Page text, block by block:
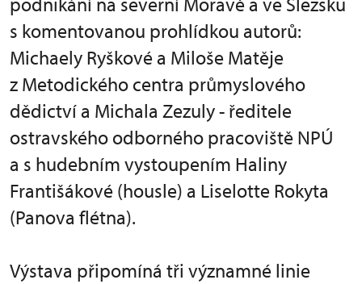
s komentovanou prohlídkou autorů:
Michaely Ryškové a Miloše Matěje
z Metodického centra průmyslového
dědictví a Michala Zezuly - ředitele
ostravského odborného pracoviště NPÚ
a s hudebním vystoupením Haliny
Františákové (housle) a Liselotte Rokyta
(Panova flétna).
Výstava připomíná tři významné linie